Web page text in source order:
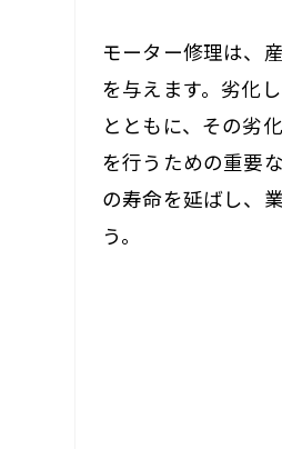
モーター修理は、
を与えます。劣化
とともに、その劣
を行うための重要
の寿命を延ばし、
う。